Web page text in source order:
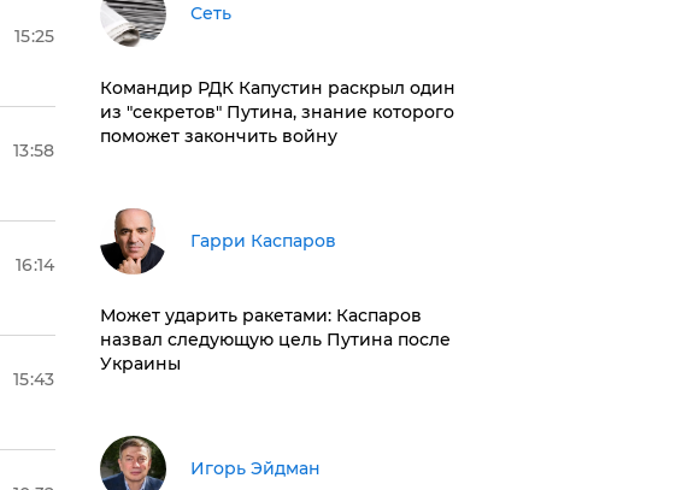
15:25
13:58
16:14
15:43
Сеть
Командир РДК Капустин раскрыл один
из "секретов" Путина, знание которого
поможет закончить войну
Гарри Каспаров
Может ударить ракетами: Каспаров
назвал следующую цель Путина после
Украины
Игорь Эйдман